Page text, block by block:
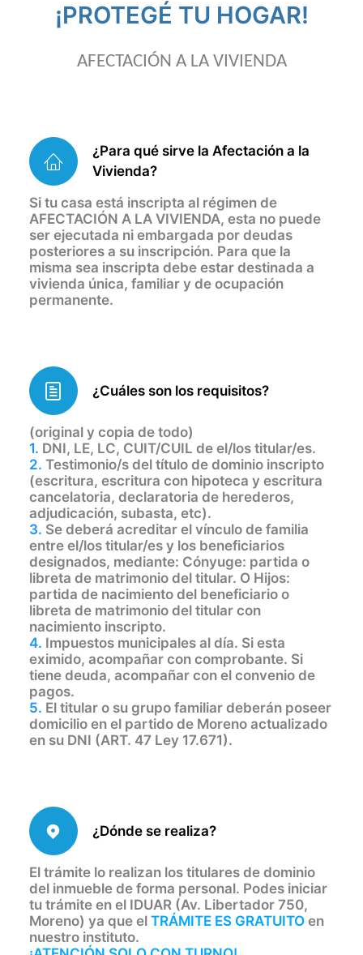
¡PROTEGÉ TU HOGAR!
AFECTACIÓN A LA VIVIENDA
¿Para qué sirve la Afectación a la
Vivienda?
Si tu casa está inscripta al régimen de
AFECTACIÓN A LA VIVIENDA, esta no puede
ser ejecutada ni embargada por deudas
posteriores a su inscripción. Para que la
misma sea inscripta debe estar destinada a
vivienda única, familiar y de ocupación
permanente.
¿Cuáles son los requisitos?
(original y copia de todo)
1. DNI, LE, LC, CUIT/CUIL de el/los titular/es.
2. Testimonio/s del título de dominio inscripto
(escritura, escritura con hipoteca y escritura
cancelatoria, declaratoria de herederos,
adjudicación, subasta, etc).
3. Se deberá acreditar el vínculo de familia
entre el/los titular/es y los beneficiarios
designados, mediante: Cónyuge: partida o
libreta de matrimonio del titular. O Hijos:
partida de nacimiento del beneficiario o
libreta de matrimonio del titular con
nacimiento inscripto.
4. Impuestos municipales al día. Si esta
eximido, acompañar con comprobante. Si
tiene deuda, acompañar con el convenio de
pagos.
5. El titular o su grupo familiar deberán poseer
domicilio en el partido de Moreno actualizado
en su DNI (ART. 47 Ley 17.671).
¿Dónde se realiza?
El trámite lo realizan los titulares de dominio
del inmueble de forma personal. Podes iniciar
tu trámite en el IDUAR (Av. Libertador 750,
Moreno) ya que el TRÁMITE ES GRATUITO en
nuestro instituto.